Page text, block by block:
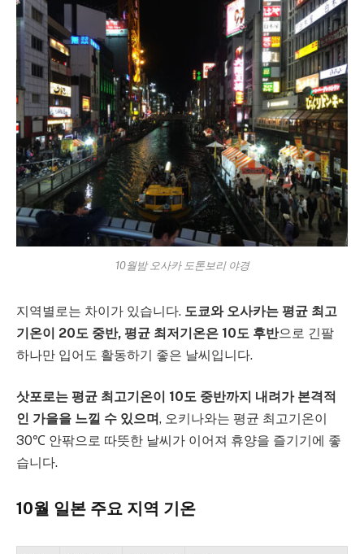
10월밤 오사카 도톤보리 야경
지역별로는 차이가 있습니다. 도쿄와 오사카는 평균 최고
기온이 20도 중반, 평균 최저기온은 10도 후반으로 긴팔
하나만 입어도 활동하기 좋은 날씨입니다.
삿포로는 평균 최고기온이 10도 중반까지 내려가 본격적
인 가을을 느낄 수 있으며, 오키나와는 평균 최고기온이
30℃ 안팎으로 따뜻한 날씨가 이어져 휴양을 즐기기에 좋
습니다.
10월 일본 주요 지역 기온